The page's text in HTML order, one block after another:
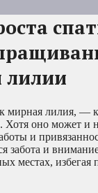
лилия, —
Хотя оно может и
и
забота и
местах,